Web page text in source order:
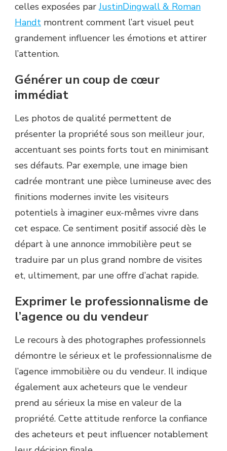
celles exposées parJustinDingwall & Roman
Handt montrent comment l’art visuel peut
grandement influencer les émotions et attirer
l’attention.
Générer un coup de cœur
immédiat
Les photos de qualité permettent de
présenter la propriété sous son meilleur jour,
accentuant ses points forts tout en minimisant
ses défauts. Par exemple, une image bien
cadrée montrant une pièce lumineuse avec des
finitions modernes invite les visiteurs
potentiels à imaginer eux-mêmes vivre dans
cet espace. Ce sentiment positif associé dès le
départ à une annonce immobilière peut se
traduire par un plus grand nombre de visites
et, ultimement, par une offre d’achat rapide.
Exprimer le professionnalisme de
l’agence ou du vendeur
Le recours à des photographes professionnels
démontre le sérieux et le professionnalisme de
l’agence immobilière ou du vendeur. Il indique
également aux acheteurs que le vendeur
prend au sérieux la mise en valeur de la
propriété. Cette attitude renforce la confiance
des acheteurs et peut influencer notablement